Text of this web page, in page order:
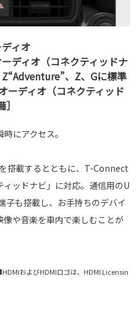
ィオ
ディオ（コネクティッドナ
、Z、Gに標準
ーディオ（コネクティッド
にアクセス。
搭載するとともに、T-Connect
ッドナビ」に対応。通信用のU
子も搭載し、お手持ちのデバイ
や音楽を車内で楽しむことが
およびHDMIロゴは、HDMI Licensin